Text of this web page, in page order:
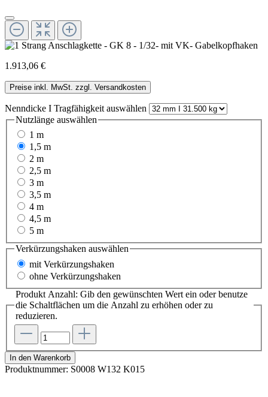
1.913,06 €
Preise inkl. MwSt. zzgl. Versandkosten
Nenndicke I Tragfähigkeit auswählen
Nutzlänge auswählen
1 m
1,5 m
2 m
2,5 m
3 m
3,5 m
4 m
4,5 m
5 m
Verkürzungshaken auswählen
mit Verkürzungshaken
ohne Verkürzungshaken
Produkt Anzahl: Gib den gewünschten Wert ein oder benutze
die Schaltflächen um die Anzahl zu erhöhen oder zu
reduzieren.
In den Warenkorb
Produktnummer: S0008 W132 K015